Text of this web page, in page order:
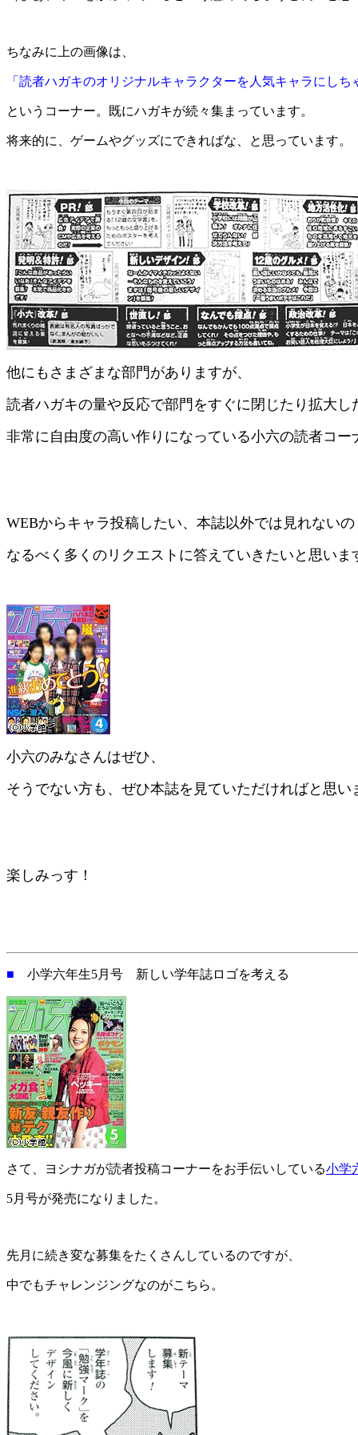
ちなみに上の画像は、
「読者ハガキのオリジナルキャラクターを人気キャラにしち
というコーナー。既にハガキが続々集まっています。
将来的に、ゲームやグッズにできればな、と思っています。
他にもさまざまな部門がありますが、
読者ハガキの量や反応で部門をすぐに閉じたり拡大し
非常に自由度の高い作りになっている小六の読者コー
WEBからキャラ投稿したい、本誌以外では見れない
なるべく多くのリクエストに答えていきたいと思いま
小六のみなさんはぜひ、
そうでない方も、ぜひ本誌を見ていただければと思い
楽しみっす！
■ 小学六年生5月号 新しい学年誌ロゴを考える
さて、ヨシナガが読者投稿コーナーをお手伝いしている小学
5月号が発売になりました。
先月に続き変な募集をたくさんしているのですが、
中でもチャレンジングなのがこちら。